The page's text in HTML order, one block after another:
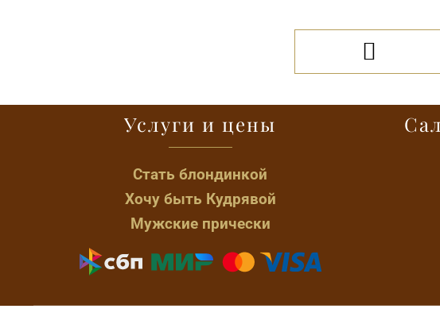

Услуги и цены
Стать блондинкой
Хочу быть Кудрявой
Мужские прически